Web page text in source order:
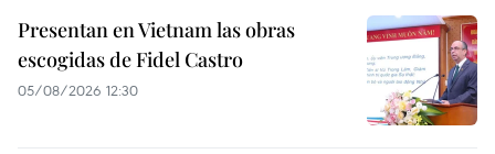
Presentan en Vietnam las obras
escogidas de Fidel Castro
05/08/2026 12:30